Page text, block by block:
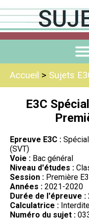
Accueil > Sujets
E3C
Epreuve E3C :
(SVT)
Voie : Bac général
Niveau d'études :
Session : Première
Années : 2021-2020
Durée de l'épreuve :
Calculatrice :
Numéro du sujet :